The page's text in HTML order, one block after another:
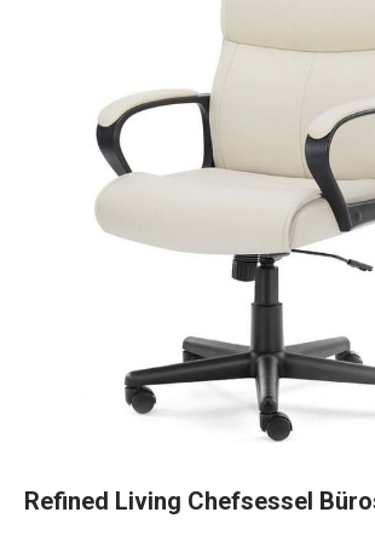
Refined Living Chefsessel